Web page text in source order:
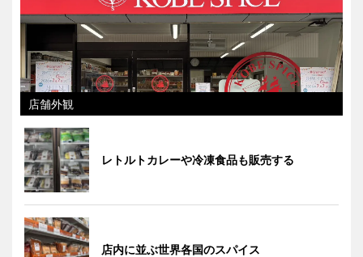
店舗外観
レトルトカレーや冷凍食品も販売する
店内に並ぶ世界各国のスパイス